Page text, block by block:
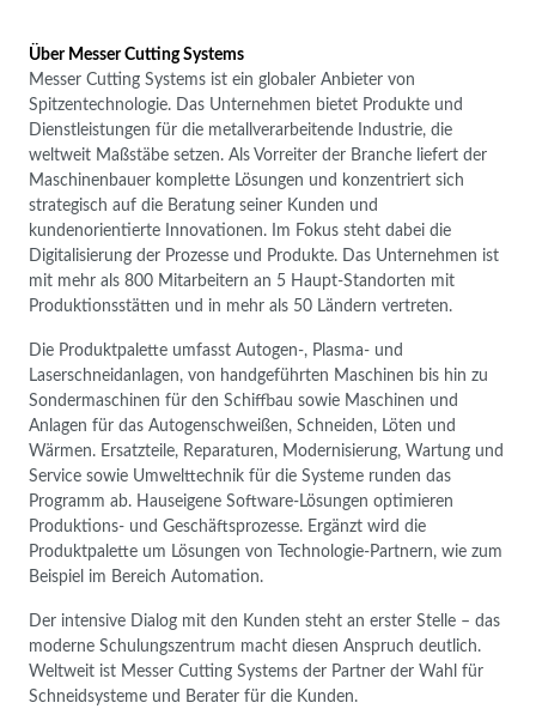
Über Messer Cutting Systems
Messer Cutting Systems ist ein globaler Anbieter von
Spitzentechnologie. Das Unternehmen bietet Produkte und
Dienstleistungen für die metallverarbeitende Industrie, die
weltweit Maßstäbe setzen. Als Vorreiter der Branche liefert der
Maschinenbauer komplette Lösungen und konzentriert sich
strategisch auf die Beratung seiner Kunden und
kundenorientierte Innovationen. Im Fokus steht dabei die
Digitalisierung der Prozesse und Produkte. Das Unternehmen ist
mit mehr als 800 Mitarbeitern an 5 Haupt-Standorten mit
Produktionsstätten und in mehr als 50 Ländern vertreten.
Die Produktpalette umfasst Autogen-, Plasma- und
Laserschneidanlagen, von handgeführten Maschinen bis hin zu
Sondermaschinen für den Schiffbau sowie Maschinen und
Anlagen für das Autogenschweißen, Schneiden, Löten und
Wärmen. Ersatzteile, Reparaturen, Modernisierung, Wartung und
Service sowie Umwelttechnik für die Systeme runden das
Programm ab. Hauseigene Software-Lösungen optimieren
Produktions- und Geschäftsprozesse. Ergänzt wird die
Produktpalette um Lösungen von Technologie-Partnern, wie zum
Beispiel im Bereich Automation.
Der intensive Dialog mit den Kunden steht an erster Stelle – das
moderne Schulungszentrum macht diesen Anspruch deutlich.
Weltweit ist Messer Cutting Systems der Partner der Wahl für
Schneidsysteme und Berater für die Kunden.